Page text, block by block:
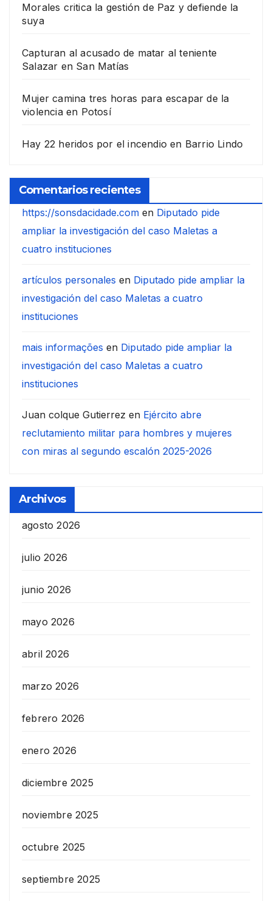
Morales critica la gestión de Paz y defiende la
suya
Capturan al acusado de matar al teniente
Salazar en San Matías
Mujer camina tres horas para escapar de la
violencia en Potosí
Hay 22 heridos por el incendio en Barrio Lindo
Comentarios recientes
https://sonsdacidade.com en Diputado pide
ampliar la investigación del caso Maletas a
cuatro instituciones
artículos personales en Diputado pide ampliar la
investigación del caso Maletas a cuatro
instituciones
mais informações en Diputado pide ampliar la
investigación del caso Maletas a cuatro
instituciones
Juan colque Gutierrez en Ejército abre
reclutamiento militar para hombres y mujeres
con miras al segundo escalón 2025-2026
Archivos
agosto 2026
julio 2026
junio 2026
mayo 2026
abril 2026
marzo 2026
febrero 2026
enero 2026
diciembre 2025
noviembre 2025
octubre 2025
septiembre 2025